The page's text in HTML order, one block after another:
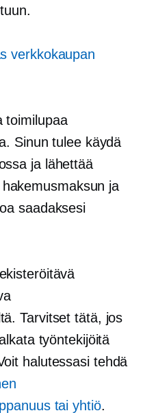
verkkokaupan
toimilupaa
Sinun tulee käydä
ja lähettää
ja
saadaksesi
Tarvitset tätä, jos
työntekijöitä
halutessasi tehdä
tai yhtiö.